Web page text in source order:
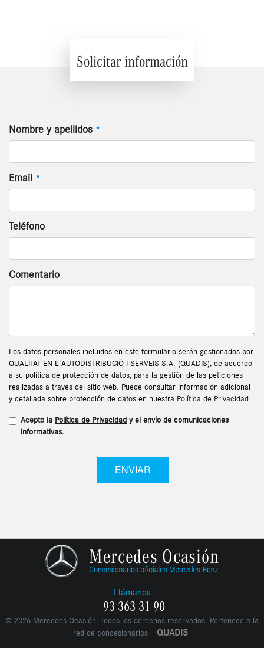
Solicitar información
Nombre y apellidos *
Email *
Teléfono
Comentario
Los datos personales incluidos en este formulario serán gestionados por
QUALITAT EN L'AUTODISTRIBUCIÓ I SERVEIS S.A. (QUADIS), de acuerdo
a su política de protección de datos, para la gestión de las peticiones
realizadas a través del sitio web. Puede consultar información adicional
y detallada sobre protección de datos en nuestra Política de Privacidad
Acepto la Política de Privacidad y el envío de comunicaciones
informativas.
ENVIAR
Llámanos
93 363 31 90
© 2026 Mercedes Ocasión. Todos los derechos reservados. Pertenece a la
red de concesionarios
QUADIS